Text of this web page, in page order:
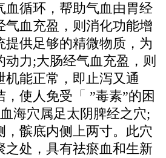
血循环，帮助气血由胃经
气血充盈，则消化功能增
提供足够的精微物质，为
力;大肠经气血充盈，则
机能正常，即止泻又通
使人免受「 ”毒素”的困
海穴属足太阴脾经之穴;
，髌底内侧上两寸。此穴
之处，具有祛瘀血和生新